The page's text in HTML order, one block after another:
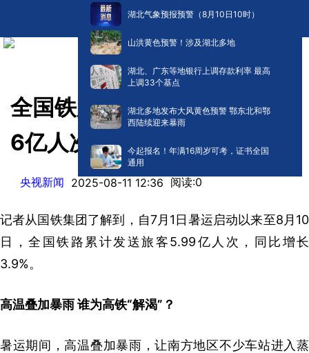
湖北气象预报预警（8月10日10时）
山洪黄色预警！涉及湖北多地
湖北、广东等地银行上调存款利率 最高
上调33个基点
湖北多地发布大风黄色预警 鄂东北和鄂
西陆续迎来暴雨
今起报名！年满16周岁可考，证书全国
通用
全国铁路暑运累计发送旅客近
6亿人次
央视新闻 2025-08-11 12:36 阅读:0
记者从国铁集团了解到，自7月1日暑运启动以来至8月10
日，全国铁路累计发送旅客5.99亿人次，同比增长
3.9%。
高温叠加暴雨 谁为高铁“解渴”？
暑运期间，高温叠加暴雨，让南方地区不少车站进入蒸